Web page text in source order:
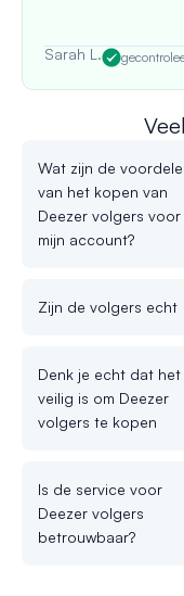
Sarah L.
Wat zijn de
van het kopen van
Deezer volgers voor
mijn account?
Zijn de volgers echt
Denk je echt dat het
veilig is om Deezer
volgers te kopen
Is de service voor
Deezer volgers
betrouwbaar?